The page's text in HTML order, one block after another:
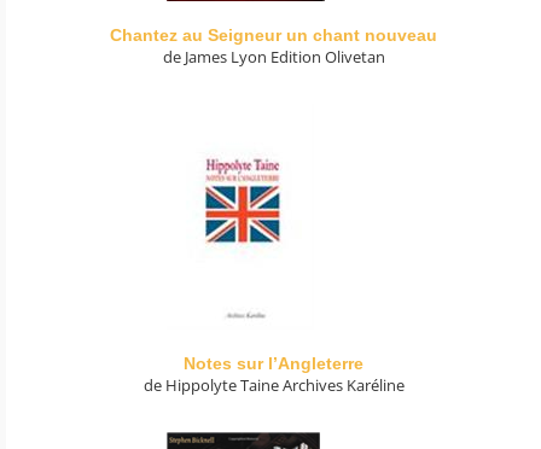
Chantez au Seigneur un chant nouveau
de James Lyon Edition Olivetan
Notes sur l’Angleterre
de Hippolyte Taine Archives Karéline